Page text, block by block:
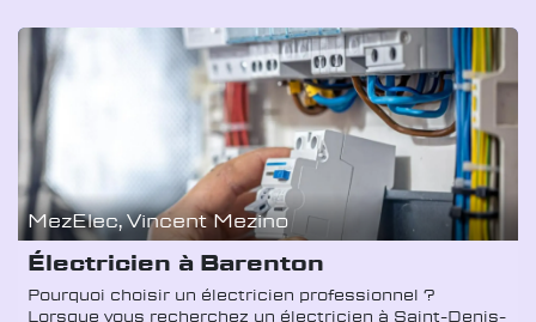
MezElec, Vincent Mezino
Électricien à Barenton
Pourquoi choisir un électricien professionnel ?
Lorsque vous recherchez un électricien à Saint-Denis-